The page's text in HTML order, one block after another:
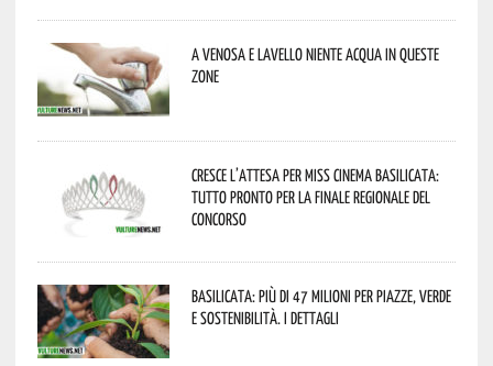
A Venosa e Lavello niente acqua in queste
zone
Cresce l’attesa per Miss Cinema Basilicata:
tutto pronto per la finale regionale del
concorso
Basilicata: più di 47 milioni per piazze, verde
e sostenibilità. I dettagli